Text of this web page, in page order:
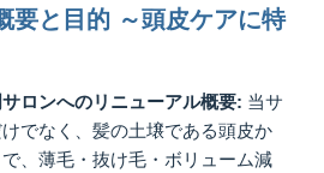
要と目的 ～頭皮ケアに特
サロンへのリニューアル概要: 当サ
でなく、髪の土壌である頭皮か
、薄毛・抜け毛・ボリューム減